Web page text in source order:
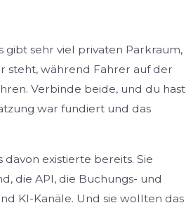
gibt sehr viel privaten Parkraum,
steht, während Fahrer auf der
Verbinde beide, und du hast
war fundiert und das
existierte bereits. Sie
die API, die Buchungs- und
KI-Kanäle. Und sie wollten das